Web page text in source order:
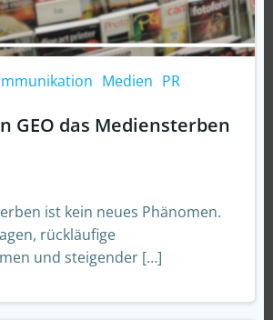
Medien PR
GEO das Mediensterben
ist kein neues Phänomen.
rückläufige
und steigender […]